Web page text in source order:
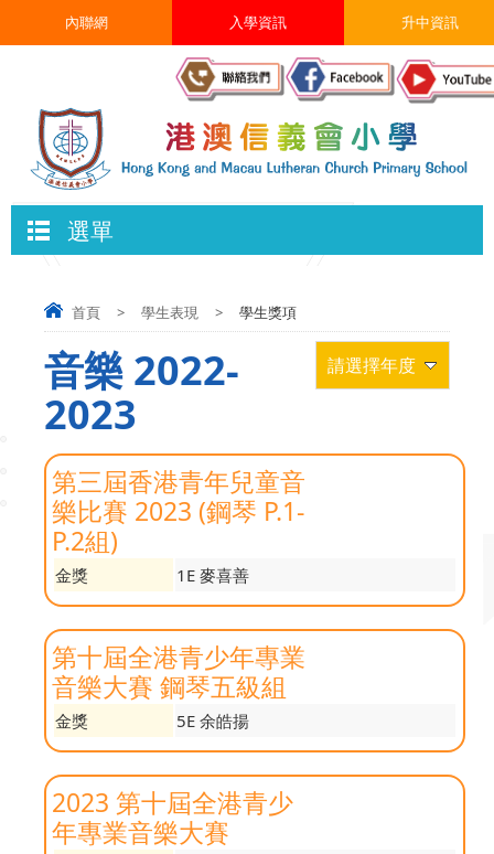
升中資訊
入學資訊
內聯網
選單
首頁 > 學生表現 > 學生獎項
請選擇年度
音樂 2022-
2023
第三屆香港青年兒童音
樂比賽 2023 (鋼琴 P.1-
P.2組)
金獎 1E 麥喜善
第十屆全港青少年專業
音樂大賽 鋼琴五級組
金獎 5E 余皓揚
2023 第十屆全港青少
年專業音樂大賽